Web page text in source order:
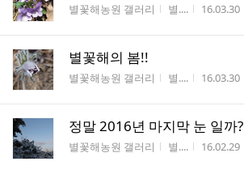
게시판명
별꽃해농원 갤러리 작성자
별.... 작성시간
16.03.30
별꽃해의 봄!!
게시판명
별꽃해농원 갤러리 작성자
별.... 작성시간
16.03.30
정말 2016년 마지막 눈 일까?
게시판명
별꽃해농원 갤러리 작성자
별.... 작성시간
16.02.29